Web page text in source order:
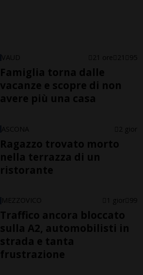
VAUD 21 ore 21 95
Famiglia torna dalle
vacanze e scopre di non
avere più una casa
ASCONA 2 gior
Ragazzo trovato morto
nella terrazza di un
ristorante
MEZZOVICO 1 gior 99
Traffico ancora bloccato
sulla A2, automobilisti in
strada e tanta
frustrazione